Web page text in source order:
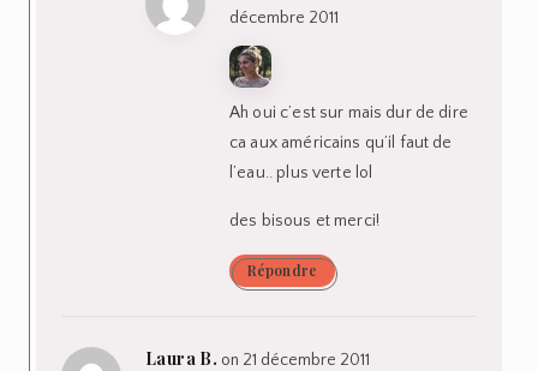
décembre 2011
Ah oui c’est sur mais dur de dire
ca aux américains qu’il faut de
l’eau.. plus verte lol
des bisous et merci!
Répondre
Laura B. on 21 décembre 2011